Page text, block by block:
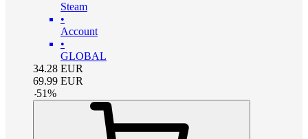
Steam
•
Account
•
GLOBAL
34.28 EUR
69.99 EUR
-51%